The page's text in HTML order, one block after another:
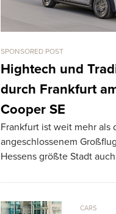
SPONSORED POST
Hightech und
durch Frankfurt
Cooper SE
Frankfurt ist weit mehr
angeschlossenem
Hessens größte Stadt
CARS